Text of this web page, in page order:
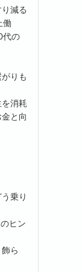
減る
働
代の
りも
消耗
と向
乗り
ヒン
ら